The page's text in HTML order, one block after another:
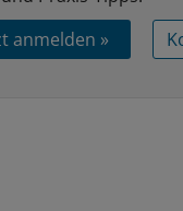
anmelden »